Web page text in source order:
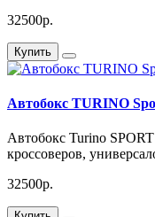
32500р.
Купить
Автобокс TURINO
Автобокс Turino
кроссоверов,
32500р.